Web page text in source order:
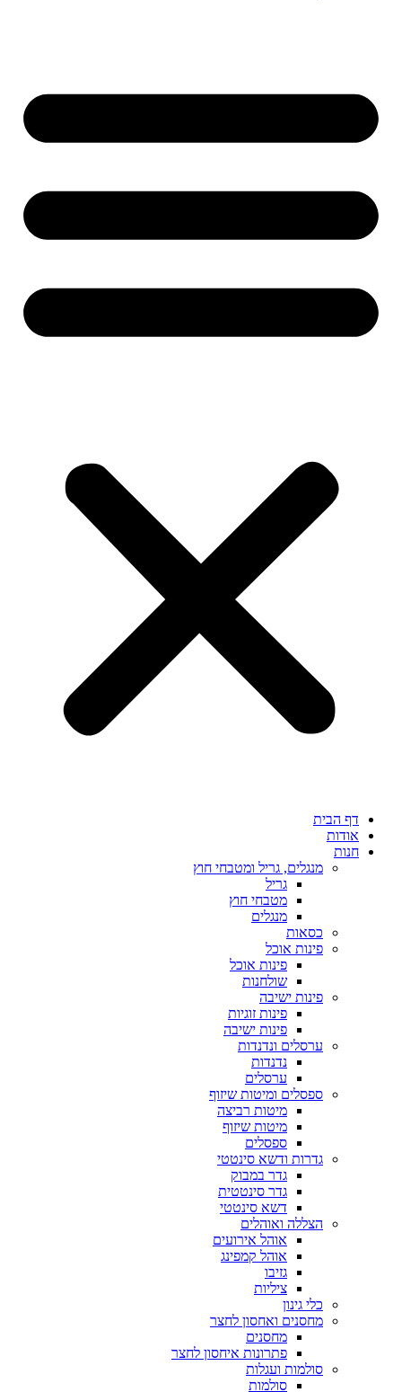
דף הבית
אודות
חנות
מנגלים, גריל ומטבחי חוץ
גריל
מטבחי חוץ
מנגלים
כסאות
פינות אוכל
פינות אוכל
שולחנות
פינות ישיבה
פינות זוגיות
פינות ישיבה
ערסלים ונדנדות
נדנדות
ערסלים
ספסלים ומיטות שיזוף
מיטות רביצה
מיטות שיזוף
ספסלים
גדרות ודשא סינטטי
גדר במבוק
גדר סינטטית
דשא סינטטי
הצללה ואוהלים
אוהל אירועים
אוהל קמפינג
גזיבו
ציליות
כלי גינון
מחסנים ואחסון לחצר
מחסנים
פתרונות איחסון לחצר
סולמות ועגלות
סולמות